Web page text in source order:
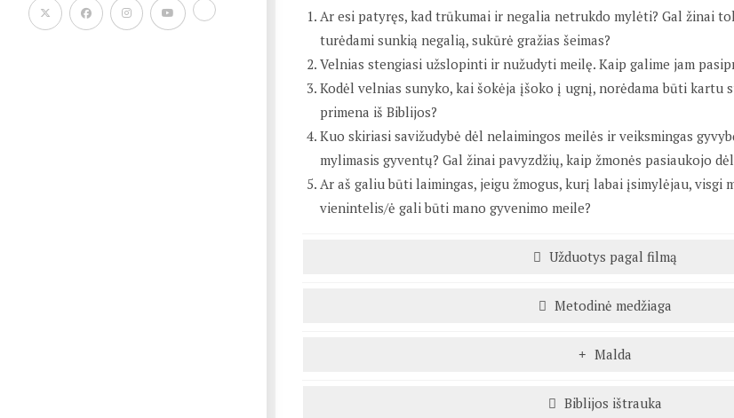
Ar esi patyręs, kad trūkumai ir negalia netrukdo mylėti? Gal žinai
turėdami sunkią negalią, sukūrė gražias šeimas?
Velnias stengiasi užslopinti ir nužudyti meilę. Kaip galime jam
Kodėl velnias sunyko, kai šokėja įšoko į ugnį, norėdama būti kartu
primena iš Biblijos?
Kuo skiriasi savižudybė dėl nelaimingos meilės ir veiksmingas
mylimasis gyventų? Gal žinai pavyzdžių, kaip žmonės pasiaukojo
Ar aš galiu būti laimingas, jeigu žmogus, kurį labai įsimylėjau, visgi
vienintelis/ė gali būti mano gyvenimo meile?
Užduotys pagal filmą
Metodinė medžiaga
Malda
Biblijos ištrauka